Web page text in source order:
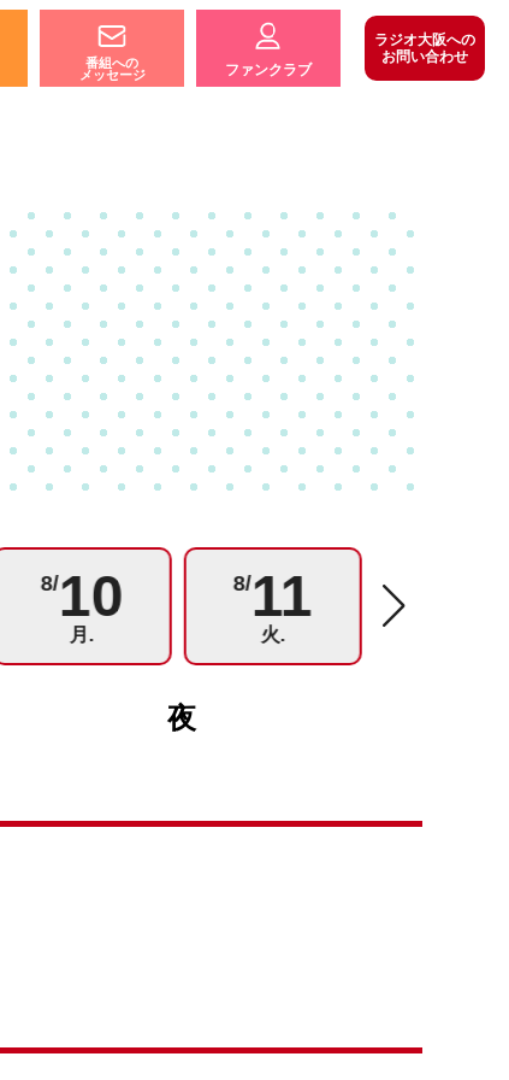
番組への
メッセージ
ファンクラブ
ラジオ大阪への
お問い合わせ
8/10
月.
8/11
火.
夜